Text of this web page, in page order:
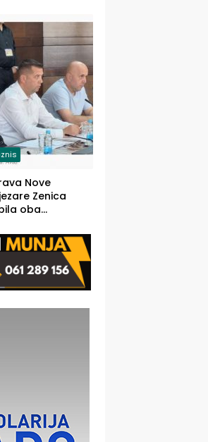
Šapcu
Nove
Zenica
oba
Ustrajni da je
jedino rješenje